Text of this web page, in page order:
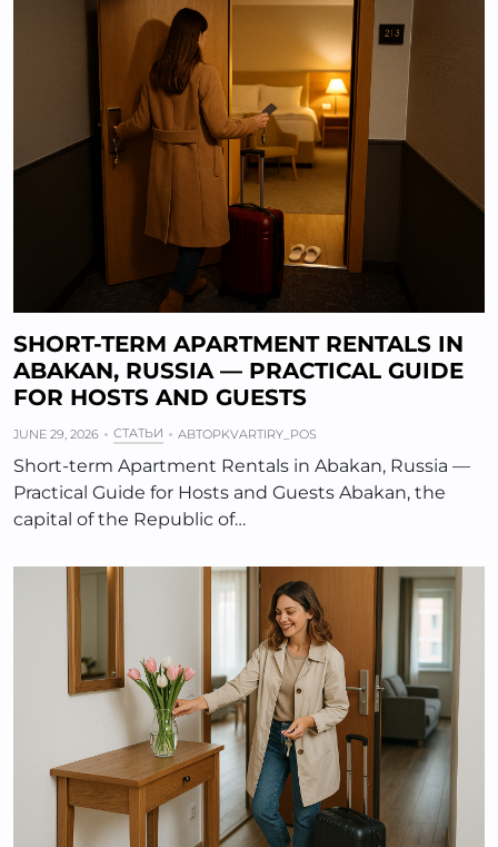
SHORT-TERM APARTMENT RENTALS IN
ABAKAN, RUSSIA — PRACTICAL GUIDE
FOR HOSTS AND GUESTS
JUNE 29, 2026 СТАТЬИ АВТОРKVARTIRY_POS
Short-term Apartment Rentals in Abakan, Russia —
Practical Guide for Hosts and Guests Abakan, the
capital of the Republic of…